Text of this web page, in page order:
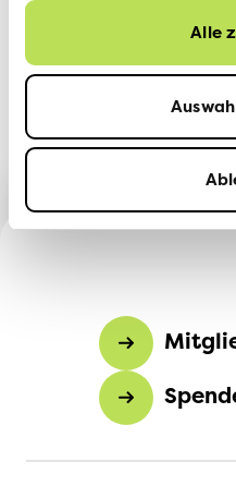
Alle
VCS Verkehrs-Club der
seine Mitarbeitenden die
über den Datenschutz